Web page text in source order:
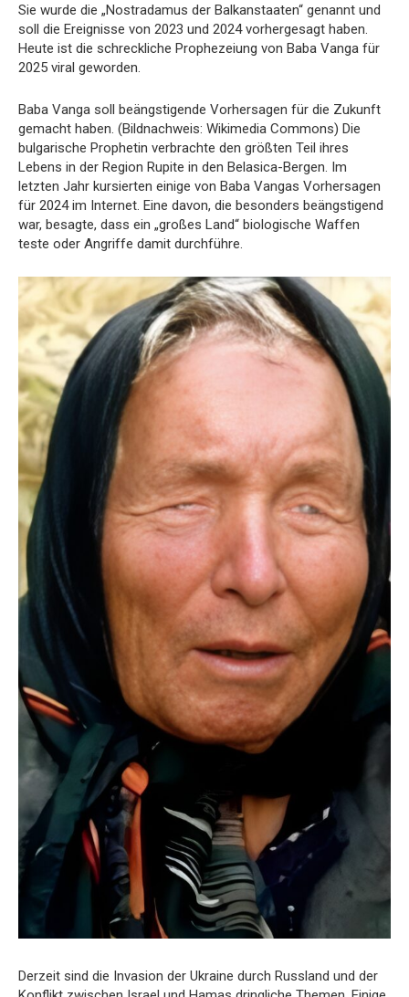
Sie wurde die „Nostradamus der Balkanstaaten“ genannt und
soll die Ereignisse von 2023 und 2024 vorhergesagt haben.
Heute ist die schreckliche Prophezeiung von Baba Vanga für
2025 viral geworden.
Baba Vanga soll beängstigende Vorhersagen für die Zukunft
gemacht haben. (Bildnachweis: Wikimedia Commons) Die
bulgarische Prophetin verbrachte den größten Teil ihres
Lebens in der Region Rupite in den Belasica-Bergen. Im
letzten Jahr kursierten einige von Baba Vangas Vorhersagen
für 2024 im Internet. Eine davon, die besonders beängstigend
war, besagte, dass ein „großes Land“ biologische Waffen
teste oder Angriffe damit durchführe.
Derzeit sind die Invasion der Ukraine durch Russland und der